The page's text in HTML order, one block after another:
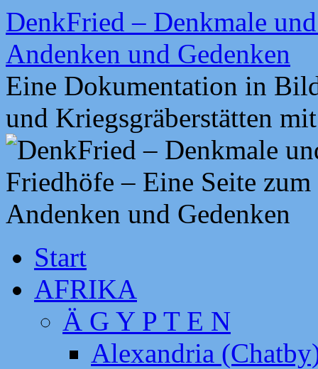
Zum
Inhalt
springen
DenkFried – Denkmale
Andenken und Gedenken
Eine Dokumentation in
und Kriegsgräberstätten
Start
AFRIKA
Ä G Y P T E N
Alexandria